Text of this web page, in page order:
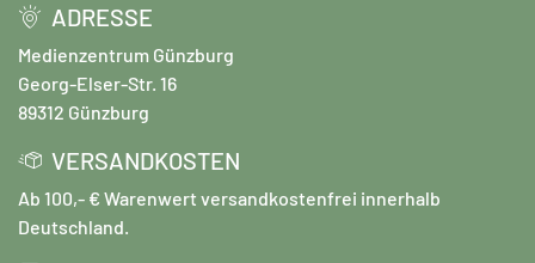
ADRESSE
Medienzentrum Günzburg
Georg-Elser-Str. 16
89312 Günzburg
VERSANDKOSTEN
Ab 100,- € Warenwert versandkostenfrei innerhalb
Deutschland.